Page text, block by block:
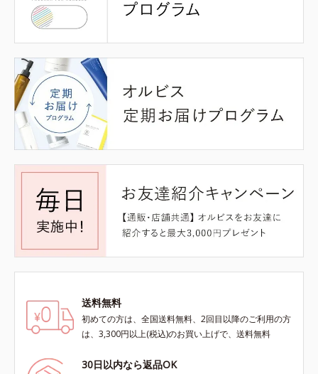
送料無料
初めての方は、全国送料無料、2回目以降のご利用の方
は、3,300円以上(税込)のお買い上げで、送料無料
30日以内なら返品OK